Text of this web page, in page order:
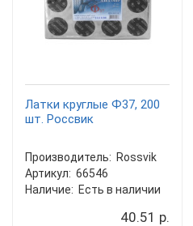
Латки круглые Ф37, 200
шт. Россвик
Производитель: Rossvik
Артикул: 66546
Наличие: Есть в наличии
40.51 р.